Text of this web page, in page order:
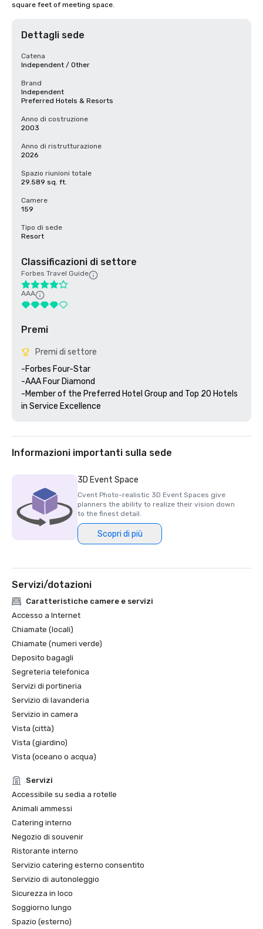
square feet of meeting space.
Dettagli sede
Catena
Independent / Other
Brand
Independent
Preferred Hotels & Resorts
Anno di costruzione
2003
Anno di ristrutturazione
2026
Spazio riunioni totale
29.589 sq. ft.
Camere
159
Tipo di sede
Resort
Classificazioni di settore
Forbes Travel Guide
AAA
Premi
Premi di settore
-Forbes Four-Star
-AAA Four Diamond
-Member of the Preferred Hotel Group and Top 20 Hotels
Informazioni importanti sulla sede
3D Event Space
Cvent Photo-realistic 3D Event Spaces give
planners the ability to realize their vision down
to the finest detail.
Scopri di più
Servizi/dotazioni
Caratteristiche camere e servizi
Accesso a Internet
Chiamate (locali)
Chiamate (numeri verde)
Deposito bagagli
Segreteria telefonica
Servizi di portineria
Servizio di lavanderia
Servizio in camera
Vista (città)
Vista (giardino)
Vista (oceano o acqua)
Servizi
Accessibile su sedia a rotelle
Animali ammessi
Catering interno
Negozio di souvenir
Ristorante interno
Servizio catering esterno consentito
Servizio di autonoleggio
Sicurezza in loco
Soggiorno lungo
Spazio (esterno)